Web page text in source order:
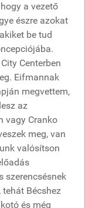
a vezető
észre azokat
be tud
Centerben
Eifmannak
megvettem,
az
vagy Cranko
meg, van
valósítson
szerencsésnek
Bécshez
és még